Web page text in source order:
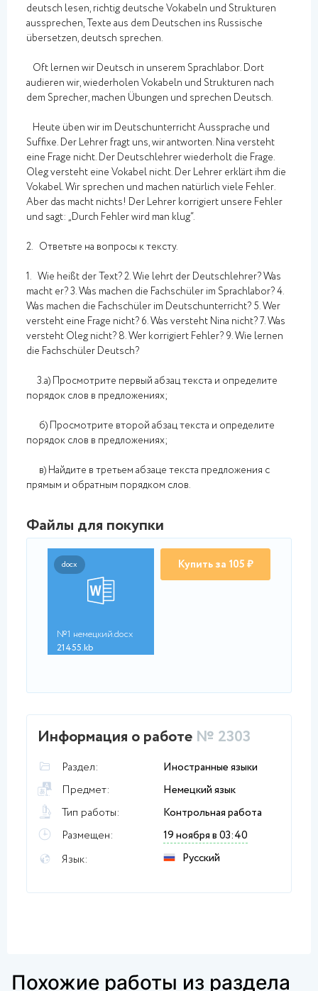
deutsch lesen, richtig deutsche Vokabeln und Strukturen
aussprechen, Texte aus dem Deutschen ins Russische
übersetzen, deutsch sprechen.
Oft lernen wir Deutsch in unserem Sprachlabor. Dort
audieren wir, wiederholen Vokabeln und Strukturen nach
dem Sprecher, machen Übungen und sprechen Deutsch.
Heute üben wir im Deutschunterricht Aussprache und
Suffixe. Der Lehrer fragt uns, wir antworten. Nina versteht
eine Frage nicht. Der Deutschlehrer wiederholt die Frage.
Oleg versteht eine Vokabel nicht. Der Lehrer erklärt ihm die
Vokabel. Wir sprechen und machen natürlich viele Fehler.
Aber das macht nichts! Der Lehrer korrigiert unsere Fehler
und sagt: „Durch Fehler wird man klug“.
2. Ответьте на вопросы к тексту.
1. Wie heißt der Text? 2. Wie lehrt der Deutschlehrer? Was
macht er? 3. Was machen die Fachschüler im Sprachlabor? 4.
Was machen die Fachschüler im Deutschunterricht? 5. Wer
versteht eine Frage nicht? 6. Was versteht Nina nicht? 7. Was
versteht Oleg nicht? 8. Wer korrigiert Fehler? 9. Wie lernen
die Fachschüler Deutsch?
3.а) Просмотрите первый абзац текста и определите
порядок слов в предложениях;
б) Просмотрите второй абзац текста и определите
порядок слов в предложениях;
в) Найдите в третьем абзаце текста предложения с
прямым и обратным порядком слов.
Файлы для покупки
docx
№1 немецкий.docx
21455.kb
Купить за 105 ₽
Информация о работе № 2303
Раздел:
Иностранные языки
Предмет:
Немецкий язык
Тип работы:
Контрольная работа
Размещен:
19 ноября в 03:40
Язык:
Русский
Похожие работы из раздела